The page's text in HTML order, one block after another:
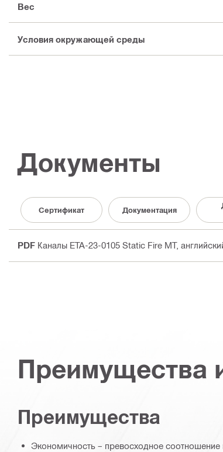
Вес
Условия окружающей среды
Документы
Сертификат Документация
PDF Каналы ETA-23-0105 Static Fire MT,
Преимущества
Преимущества
Экономичность – превосходное соотношение